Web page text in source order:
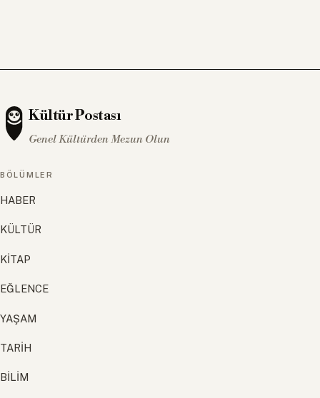
Kültür Postası
Genel Kültürden Mezun Olun
BÖLÜMLER
HABER
KÜLTÜR
KİTAP
EĞLENCE
YAŞAM
TARİH
BİLİM